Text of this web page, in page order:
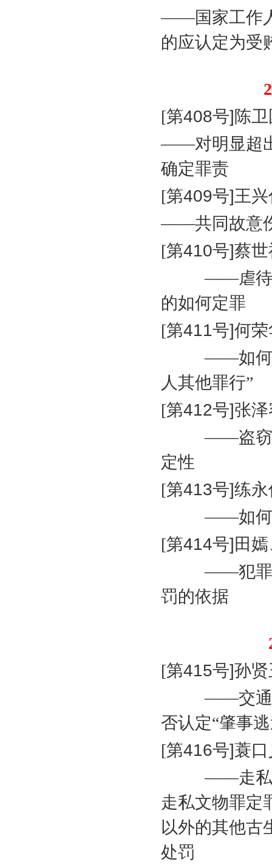
——国家工作
的应认定为受
[第408号]陈
——对明显超
确定罪责
[第409号]王
——共同故意
[第410号]蔡
——虐待
的如何定罪
[第411号]何
——如何
人其他罪行”
[第412号]张
——盗窃
定性
[第413号]练
——如何
[第414号]田
——犯罪
罚的依据
[第415号]孙
——交通
否认定“肇事
[第416号]蓑
——走私
走私文物罪定
以外的其他古
处罚